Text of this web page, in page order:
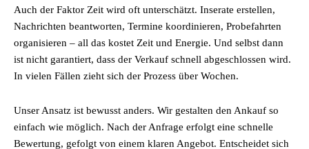
Auch der Faktor Zeit wird oft unterschätzt. Inserate erstellen,
Nachrichten beantworten, Termine koordinieren, Probefahrten
organisieren – all das kostet Zeit und Energie. Und selbst dann
ist nicht garantiert, dass der Verkauf schnell abgeschlossen wird.
In vielen Fällen zieht sich der Prozess über Wochen.
Unser Ansatz ist bewusst anders. Wir gestalten den Ankauf so
einfach wie möglich. Nach der Anfrage erfolgt eine schnelle
Bewertung, gefolgt von einem klaren Angebot. Entscheidet sich